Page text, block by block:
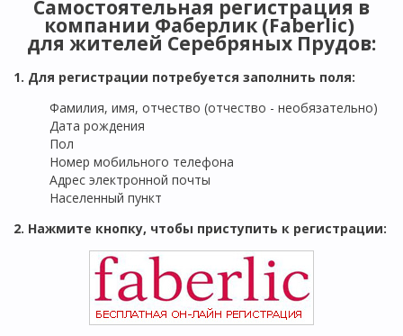
Самостоятельная регистрация в
компании Фаберлик (Faberlic)
для жителей Серебряных Прудов:
1. Для регистрации потребуется заполнить поля:
Фамилия, имя, отчество (отчество - необязательно)
Дата рождения
Пол
Номер мобильного телефона
Адрес электронной почты
Населенный пункт
2. Нажмите кнопку, чтобы приступить к регистрации: